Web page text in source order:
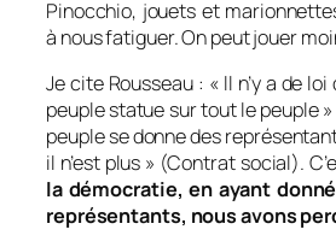
Pinocchio, jouets et
à nous fatiguer. On peut jouer
Je cite Rousseau : « ll n’y a de
peuple statue sur tout le peuple »
peuple se donne des
il n’est plus » (Contrat social).
la démocratie, en ayant
représentants, nous avons